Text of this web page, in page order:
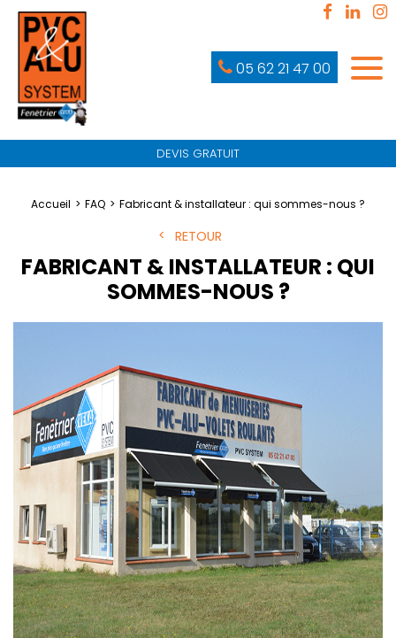
05 62 21 47 00
DEVIS GRATUIT
Accueil FAQ Fabricant & installateur : qui sommes-nous ?
RETOUR
FABRICANT & INSTALLATEUR : QUI
SOMMES-NOUS ?